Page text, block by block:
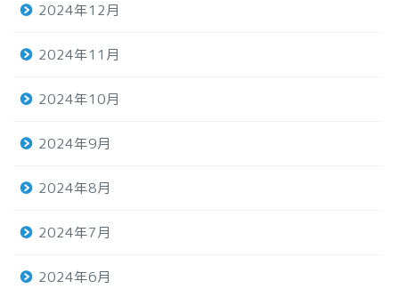
2024年12月
2024年11月
2024年10月
2024年9月
2024年8月
2024年7月
2024年6月